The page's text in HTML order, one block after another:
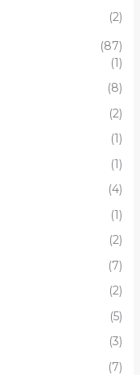
(2)
(87)
(1)
(8)
(2)
(1)
(1)
(4)
(1)
(2)
(7)
(2)
(5)
(3)
(7)